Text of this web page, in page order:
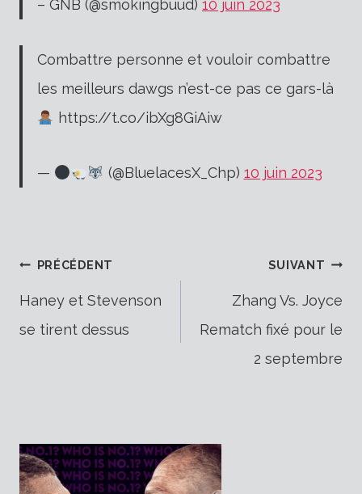
– GNB (@smokingbuud) 10 juin 2023
Combattre personne et vouloir combattre
les meilleurs dawgs n’est-ce pas ce gars-là
https://t.co/ibXg8GiAiw
— (@BluelacesX_Chp) 10 juin 2023
Navigation
l’article
PRÉCÉDENT
Haney et Stevenson
se tirent dessus
SUIVANT
Zhang Vs. Joyce
Rematch fixé pour le
2 septembre